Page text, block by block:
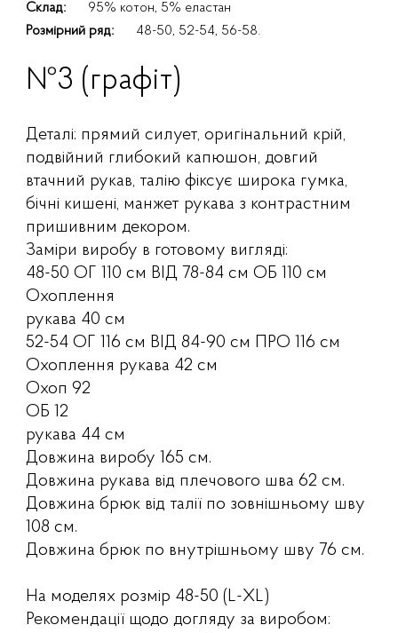
Склад:
95% котон, 5% еластан
Розмірний ряд:
48-50, 52-54, 56-58.
№3 (графіт)
Деталі: прямий силует, оригінальний крій,
подвійний глибокий капюшон, довгий
втачний рукав, талію фіксує широка гумка,
бічні кишені, манжет рукава з контрастним
пришивним декором.
Заміри виробу в готовому вигляді:
48-50 ОГ 110 см ВІД 78-84 см ОБ 110 см
Охоплення
рукава 40 см
52-54 ОГ 116 см ВІД 84-90 см ПРО 116 см
Охоплення рукава 42 см
Охоп92
ОБ 12
рукава 44 см
Довжина виробу 165 см.
Довжина рукава від плечового шва 62 см.
Довжина брюк від талії по зовнішньому шву
108 см.
Довжина брюк по внутрішньому шву 76 см.
На моделях розмір 48-50 (L-XL)
Рекомендації щодо догляду за виробом: